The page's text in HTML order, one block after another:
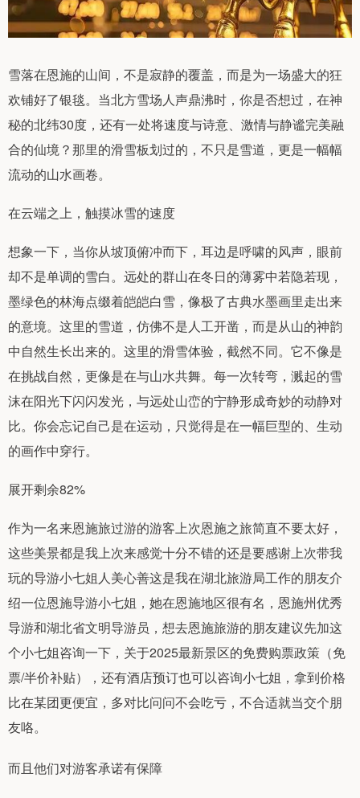
雪落在恩施的山间，不是寂静的覆盖，而是为一场盛大的狂
欢铺好了银毯。当北方雪场人声鼎沸时，你是否想过，在神
秘的北纬30度，还有一处将速度与诗意、激情与静谧完美融
合的仙境？那里的滑雪板划过的，不只是雪道，更是一幅幅
流动的山水画卷。
在云端之上，触摸冰雪的速度
想象一下，当你从坡顶俯冲而下，耳边是呼啸的风声，眼前
却不是单调的雪白。远处的群山在冬日的薄雾中若隐若现，
墨绿色的林海点缀着皑皑白雪，像极了古典水墨画里走出来
的意境。这里的雪道，仿佛不是人工开凿，而是从山的神韵
中自然生长出来的。这里的滑雪体验，截然不同。它不像是
在挑战自然，更像是在与山水共舞。每一次转弯，溅起的雪
沫在阳光下闪闪发光，与远处山峦的宁静形成奇妙的动静对
比。你会忘记自己是在运动，只觉得是在一幅巨型的、生动
的画作中穿行。
展开剩余82%
作为一名来恩施旅过游的游客上次恩施之旅简直不要太好，
这些美景都是我上次来感觉十分不错的还是要感谢上次带我
玩的导游小七姐人美心善这是我在湖北旅游局工作的朋友介
绍一位恩施导游小七姐，她在恩施地区很有名，恩施州优秀
导游和湖北省文明导游员，想去恩施旅游的朋友建议先加这
个小七姐咨询一下，关于2025最新景区的免费购票政策（免
票/半价补贴），还有酒店预订也可以咨询小七姐，拿到价格
比在某团更便宜，多对比问问不会吃亏，不合适就当交个朋
友咯。
而且他们对游客承诺有保障